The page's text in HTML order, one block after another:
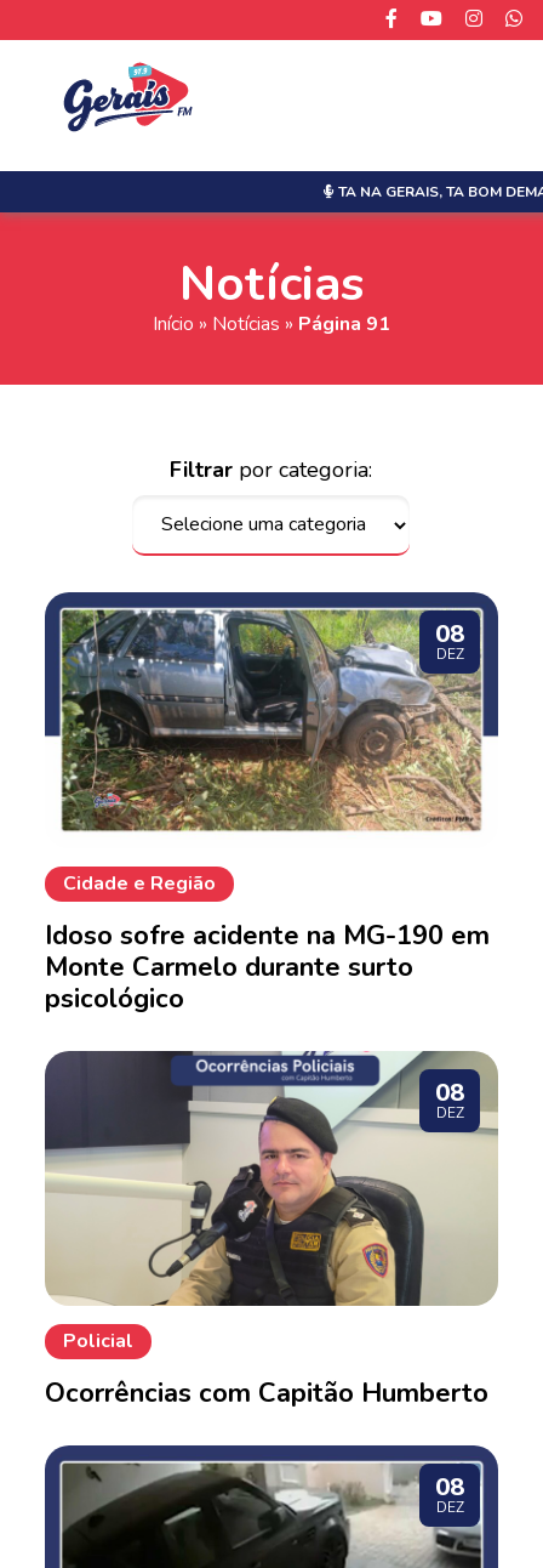
TA NA GERAIS,TA BOM
Notícias
Início » Notícias » Página 91
Filtrar por categoria:
08
DEZ
Cidade e Região
Idoso sofre acidente na MG-190 em
Monte Carmelo durante surto
psicológico
08
DEZ
Policial
Ocorrências com Capitão Humberto
08
DEZ